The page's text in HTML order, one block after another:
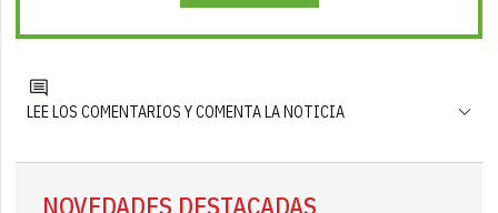
LEE LOS COMENTARIOS Y COMENTA LA NOTICIA
NOVEDADES DESTACADAS